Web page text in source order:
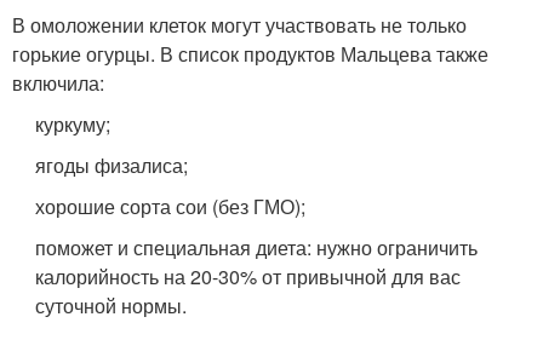
В омоложении клеток могут участвовать не только
горькие огурцы. В список продуктов Мальцева также
включила:
куркуму;
ягоды физалиса;
хорошие сорта сои (без ГМО);
поможет и специальная диета: нужно ограничить
калорийность на 20-30% от привычной для вас
суточной нормы.